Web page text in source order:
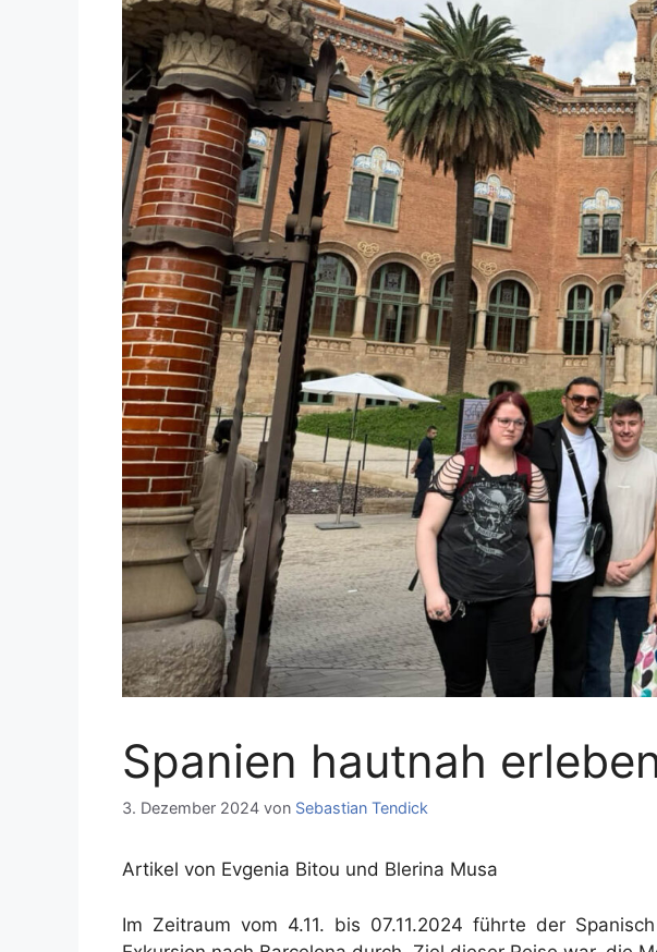
Spanien hautnah
3. Dezember 2024 von Sebastian Tendick
Artikel von Evgenia Bitou und Blerina Musa
Im Zeitraum vom 4.11. bis 07.11.2024 führte der